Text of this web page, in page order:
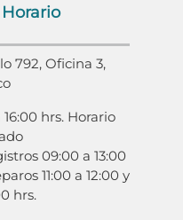
792, Oficina 3,
hrs. Horario
09:00 a 13:00
11:00 a 12:00 y
hrs.